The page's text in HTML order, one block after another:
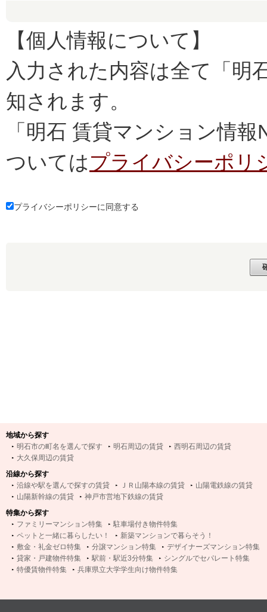
【個人情報について】
入力された内容は全て「明
知されます。
「明石 賃貸マンション情
ついてはプライバシーポリ
プライバシーポリシーに同意する
地域から探す
明石市の町名を選んで探す
明石周辺の賃貸
西明石周辺の賃貸
大久保周辺の賃貸
沿線から探す
沿線や駅を選んで探すの賃貸
ＪＲ山陽本線の賃貸
山陽電鉄線の賃貸
山陽新幹線の賃貸
神戸市営地下鉄線の賃貸
特集から探す
ファミリーマンション特集
駐車場付き物件特集
ペットと一緒に暮らしたい！
新築マンションで暮らそう！
敷金・礼金ゼロ特集
分譲マンション特集
デザイナーズマンション特集
貸家・戸建物件特集
駅前・駅近3分特集
シングルでセパレート特集
特優賃物件特集
兵庫県立大学学生向け物件特集